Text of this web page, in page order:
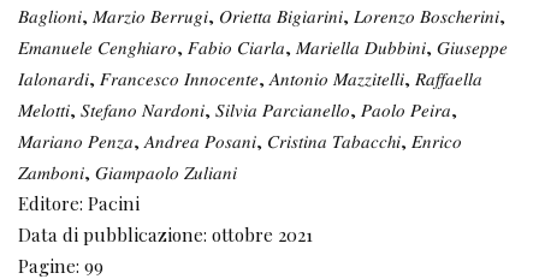
𝐵𝑎𝑔𝑙𝑖𝑜𝑛𝑖, 𝑀𝑎𝑟𝑧𝑖𝑜 𝐵𝑒𝑟𝑟𝑢𝑔𝑖, 𝑂𝑟𝑖𝑒𝑡𝑡𝑎 𝐵𝑖𝑔𝑖𝑎𝑟𝑖𝑛𝑖, 𝐿𝑜𝑟𝑒𝑛𝑧𝑜 𝐵𝑜𝑠𝑐ℎ𝑒𝑟𝑖𝑛𝑖,
𝐸𝑚𝑎𝑛𝑢𝑒𝑙𝑒 𝐶𝑒𝑛𝑔ℎ𝑖𝑎𝑟𝑜, 𝐹𝑎𝑏𝑖𝑜 𝐶𝑖𝑎𝑟𝑙𝑎, 𝑀𝑎𝑟𝑖𝑒𝑙𝑙𝑎 𝐷𝑢𝑏𝑏𝑖𝑛𝑖, 𝐺𝑖𝑢𝑠𝑒𝑝𝑝𝑒
𝐼𝑎𝑙𝑜𝑛𝑎𝑟𝑑𝑖, 𝐹𝑟𝑎𝑛𝑐𝑒𝑠𝑐𝑜 𝐼𝑛𝑛𝑜𝑐𝑒𝑛𝑡𝑒, 𝐴𝑛𝑡𝑜𝑛𝑖𝑜 𝑀𝑎𝑧𝑧𝑖𝑡𝑒𝑙𝑙𝑖, 𝑅𝑎𝑓𝑓𝑎𝑒𝑙𝑙𝑎
𝑀𝑒𝑙𝑜𝑡𝑡𝑖, 𝑆𝑡𝑒𝑓𝑎𝑛𝑜 𝑁𝑎𝑟𝑑𝑜𝑛𝑖, 𝑆𝑖𝑙𝑣𝑖𝑎 𝑃𝑎𝑟𝑐𝑖𝑎𝑛𝑒𝑙𝑙𝑜, 𝑃𝑎𝑜𝑙𝑜 𝑃𝑒𝑖𝑟𝑎,
𝑀𝑎𝑟𝑖𝑎𝑛𝑜 𝑃𝑒𝑛𝑧𝑎, 𝐴𝑛𝑑𝑟𝑒𝑎 𝑃𝑜𝑠𝑎𝑛𝑖, 𝐶𝑟𝑖𝑠𝑡𝑖𝑛𝑎 𝑇𝑎𝑏𝑎𝑐𝑐ℎ𝑖, 𝐸𝑛𝑟𝑖𝑐𝑜
𝑍𝑎𝑚𝑏𝑜𝑛𝑖, 𝐺𝑖𝑎𝑚𝑝𝑎𝑜𝑙𝑜 𝑍𝑢𝑙𝑖𝑎𝑛𝑖
Editore: Pacini
Data di pubblicazione: ottobre 2021
Pagine: 99